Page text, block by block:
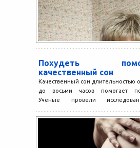
Похудеть
качественный сон
Качественный сон длительностью
до восьми часов помогает
Ученые провели